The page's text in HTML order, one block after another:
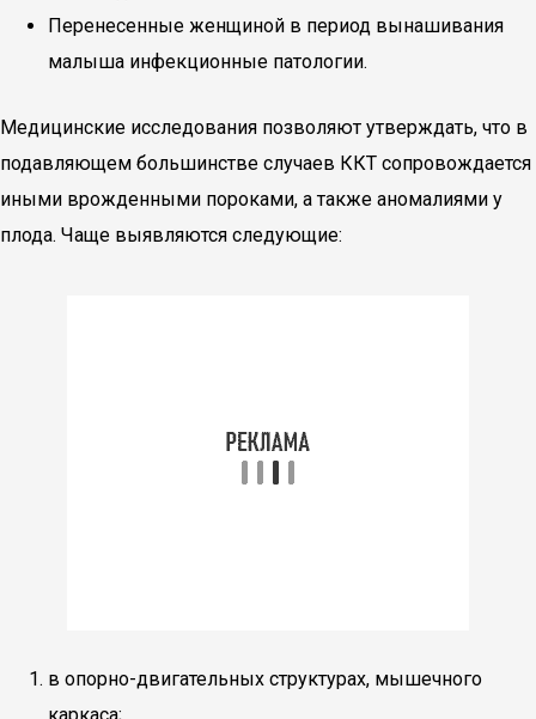
Перенесенные женщиной в период вынашивания
малыша инфекционные патологии.
Медицинские исследования позволяют утверждать, что в
подавляющем большинстве случаев ККТ сопровождается
иными врожденными пороками, а также аномалиями у
плода. Чаще выявляются следующие:
в опорно-двигательных структурах, мышечного